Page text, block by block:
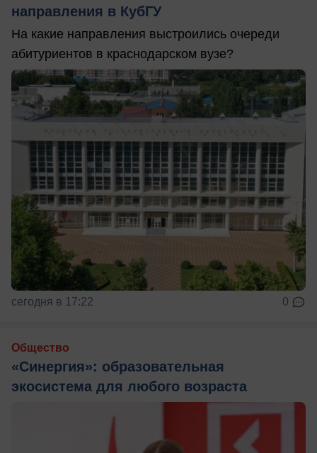
направления в КубГУ
На какие направления выстроились очереди
абитуриентов в краснодарском вузе?
сегодня в 17:22 0
Общество
«Синергия»: образовательная
экосистема для любого возраста